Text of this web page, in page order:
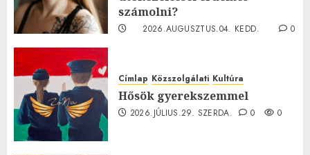
számolni?
2026.AUGUSZTUS.04. KEDD.
0
Címlap Közszolgálati Kultúra
Hősök gyerekszemmel
2026.JÚLIUS.29. SZERDA. 0 0